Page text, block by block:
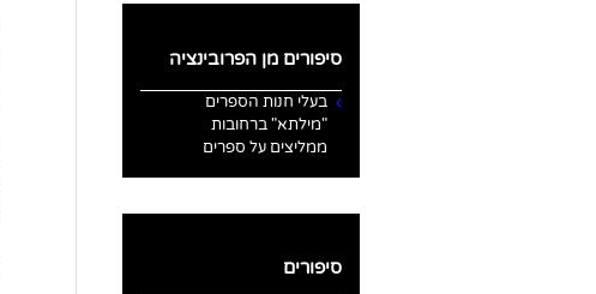
סיפורים מן הפרובינציה
בעלי חנות הספרים
"מילתא" ברחובות
ממליצים על ספרים
סיפורים